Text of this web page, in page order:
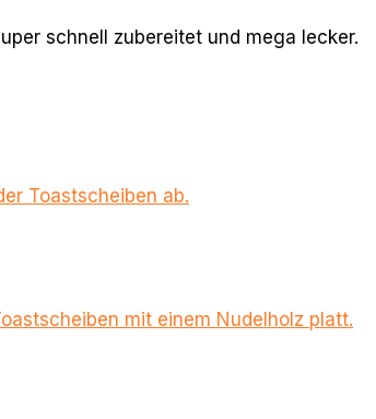
schnell zubereitet und mega lecker.
Toastscheiben ab.
mit einem Nudelholz platt.